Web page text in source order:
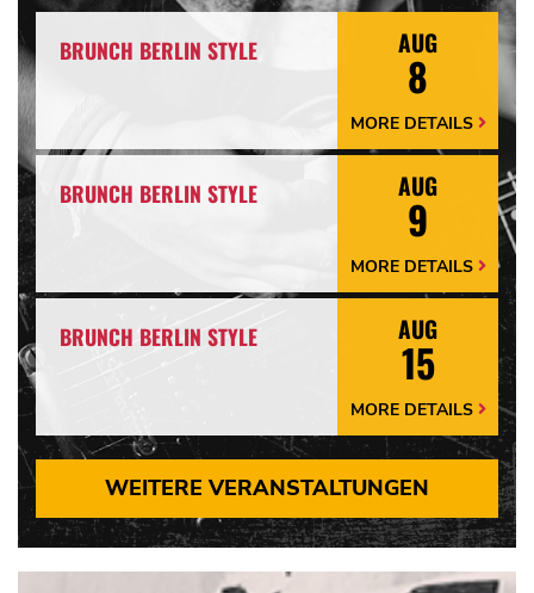
BRUNCH BERLIN STYLE AUG
8
MORE DETAILS
More
Arrow
BRUNCH BERLIN STYLE AUG
9
MORE DETAILS
More
Details
Arrow
BRUNCH BERLIN STYLE AUG
15
MORE DETAILS
More
Details
Arrow
WEITERE VERANSTALTUNGEN